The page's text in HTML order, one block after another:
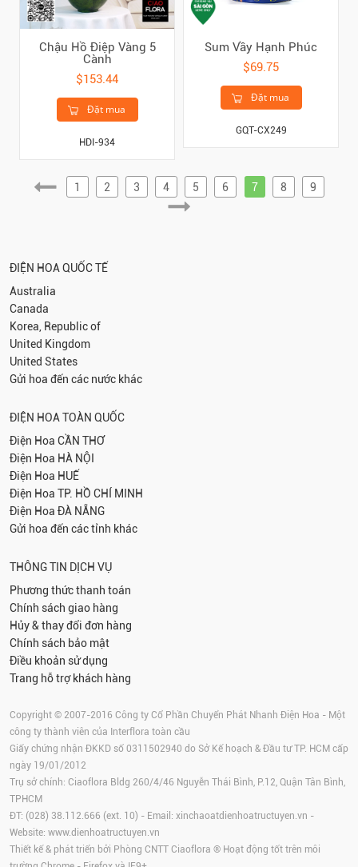
Chậu Hồ Điệp Vàng 5
Cành
$153.44
Đặt mua
HDI-934
Sum Vầy Hạnh Phúc
$69.75
Đặt mua
GQT-CX249
1 2 3 4 5 6 7 8 9
ĐIỆN HOA QUỐC TẾ
Australia
Canada
Korea, Republic of
United Kingdom
United States
Gửi hoa đến các nước khác
ĐIỆN HOA TOÀN QUỐC
Điện Hoa CẦN THƠ
Điện Hoa HÀ NỘI
Điện Hoa HUẾ
Điện Hoa TP. HỒ CHÍ MINH
Điện Hoa ĐÀ NẴNG
Gửi hoa đến các tỉnh khác
THÔNG TIN DỊCH VỤ
Phương thức thanh toán
Chính sách giao hàng
Hủy & thay đổi đơn hàng
Chính sách bảo mật
Điều khoản sử dụng
Trang hỗ trợ khách hàng
Copyright © 2007-2016 Công ty Cổ Phần Chuyển Phát Nhanh Điện Hoa - Một
công ty thành viên của Interflora toàn cầu
Giấy chứng nhận ĐKKD số 0311502940 do Sở Kế hoạch & Đầu tư TP. HCM cấp
ngày 19/01/2012
Trụ sở chính: Ciaoflora Bldg 260/4/46 Nguyễn Thái Bình, P.12, Quận Tân Bình,
TPHCM
ĐT: (028) 38.112.666 (ext. 10) - Email: xinchaoatdienhoatructuyen.vn -
Website: www.dienhoatructuyen.vn
Thiết kế & phát triển bởi Phòng CNTT Ciaoflora ® Hoạt động tốt trên môi